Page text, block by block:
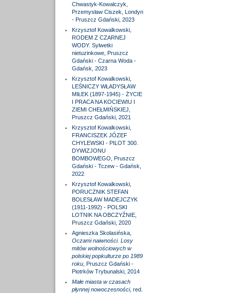
Chwastyk-Kowalczyk,
Przemysław Ciszek, Londyn
- Pruszcz Gdański, 2023
Krzysztof Kowalkowski,
RODEM Z CZARNEJ
WODY. Sylwetki
nietuzinkowe, Pruszcz
Gdański - Czarna Woda -
Gdańsk, 2023
Krzysztof Kowalkowski,
LEŚNICZY WŁADYSŁAW
MIŁEK (1897-1945) - ŻYCIE
I PRACA NA KOCIEWIU I
ZIEMI CHEŁMIŃSKIEJ,
Pruszcz Gdański, 2021
Krzysztof Kowalkowski,
FRANCISZEK JÓZEF
CHYLEWSKI - PILOT 300.
DYWIZJONU
BOMBOWEGO, Pruszcz
Gdański - Tczew - Gdańsk,
2022
Krzysztof Kowalkowski,
PORUCZNIK STEFAN
BOLESŁAW MADEJCZYK
(1911-1992) - POLSKI
LOTNIK NA OBCZYŹNIE,
Pruszcz Gdański, 2020
Agnieszka Skolasińska,
Oczami naiwności. Losy
mitów wolnościowych w
polskiej popkulturze po 1989
roku, Pruszcz Gdański -
Piotrków Trybunalski, 2014
Małe miasta w czasach
płynnej nowoczesności, red.